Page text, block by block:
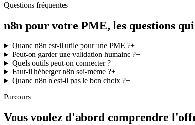
Questions fréquentes
n8n pour votre PME, les questions
Quand n8n est-il utile pour une PME ?+
Peut-on garder une validation humaine ?+
Quels outils peut-on connecter ?+
Faut-il héberger n8n soi-même ?+
Quand n8n n'est-il pas le bon choix ?+
Parcours
Vous voulez d'abord comprendre